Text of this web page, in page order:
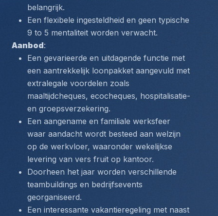
belangrijk.
Een flexibele ingesteldheid en geen typische
9 to 5 mentaliteit worden verwacht.
Aanbod:
Een gevarieerde en uitdagende functie met
een aantrekkelijk loonpakket aangevuld met
extralegale voordelen zoals
maaltijdcheques, ecocheques, hospitalisatie-
en groepsverzekering.
Een aangename en familiale werksfeer
waar aandacht wordt besteed aan welzijn
op de werkvloer, waaronder wekelijkse
levering van vers fruit op kantoor.
Doorheen het jaar worden verschillende
teambuildings en bedrijfsevents
georganiseerd.
Een interessante vakantieregeling met naast